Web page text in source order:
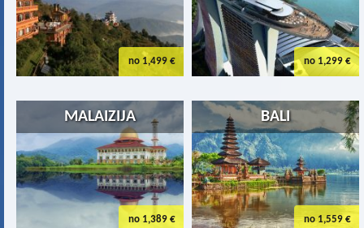
no 1,499 € no 1,299 €
no 1,389 €
MALAIZIJA
no 1,559 €
BALI